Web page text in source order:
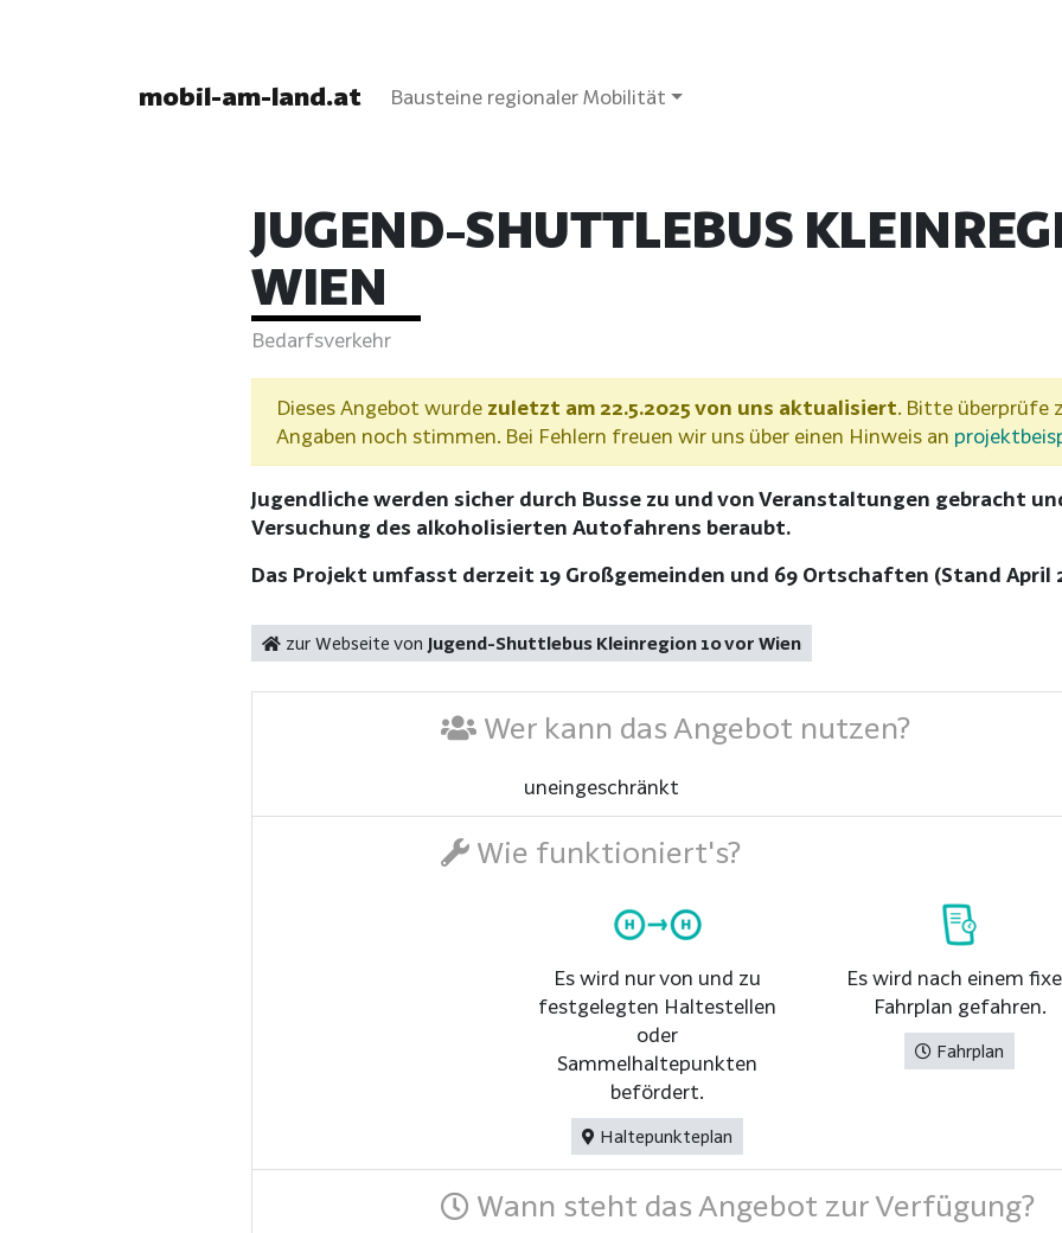
mobil-am-land.at Bausteine regionaler Mobilität
JUGEND-SHUTTLEBUS
WIEN
Bedarfsverkehr
Dieses Angebot wurde zuletzt am 22.5.2025 von uns aktualisiert. Bitte überprüfe
Angaben noch stimmen. Bei Fehlern freuen wir uns über einen Hinweis an
Jugendliche werden sicher durch Busse zu und von Veranstaltungen gebracht
Versuchung des alkoholisierten Autofahrens beraubt.
Das Projekt umfasst derzeit 19 Großgemeinden und 69 Ortschaften (Stand April
zur Webseite von Jugend-Shuttlebus Kleinregion 10 vor Wien
Wer kann das Angebot nutzen?
uneingeschränkt
Wie funktioniert's?
Es wird nur von und zu
festgelegten Haltestellen
oder
Sammelhaltepunkten
befördert.
Haltepunkteplan
Es wird nach einem
Fahrplan gefahren.
Fahrplan
Wann steht das Angebot zur Verfügung?